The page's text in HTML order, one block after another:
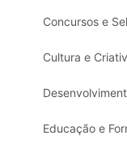
Concursos e
Cultura e
Educação e